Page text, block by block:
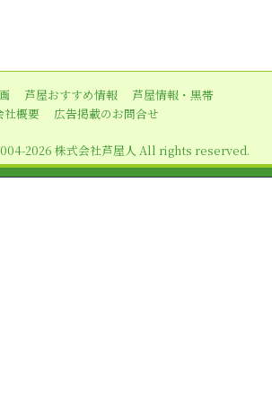
芦屋おすすめ情報
芦屋情報・黒帯
社概要 広告掲載のお問合せ
2026 株式会社芦屋人 All rights reserved.